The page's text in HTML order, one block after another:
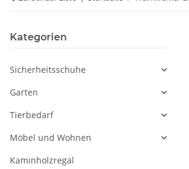
Kategorien
Sicherheitsschuhe
Garten
Tierbedarf
Möbel und Wohnen
Kaminholzregal